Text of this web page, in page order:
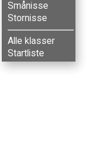
Smånisse
Stornisse
Alle klasser
Startliste